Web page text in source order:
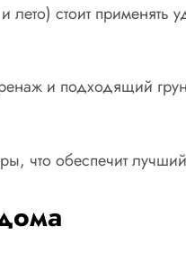
лето) стоит
и подходящий
что обеспечит